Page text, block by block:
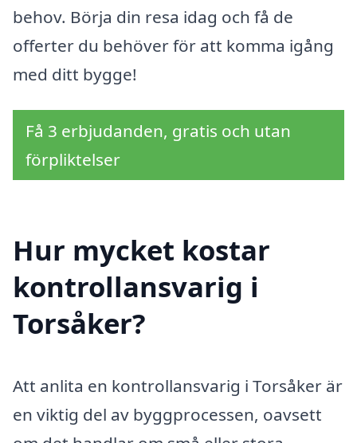
behov. Börja din resa idag och få de
offerter du behöver för att komma igång
med ditt bygge!
Få 3 erbjudanden, gratis och utan
förpliktelser
Hur mycket kostar
kontrollansvarig i
Torsåker?
Att anlita en kontrollansvarig i Torsåker är
en viktig del av byggprocessen, oavsett